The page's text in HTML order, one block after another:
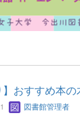
】おすすめ本の
図書館管理者